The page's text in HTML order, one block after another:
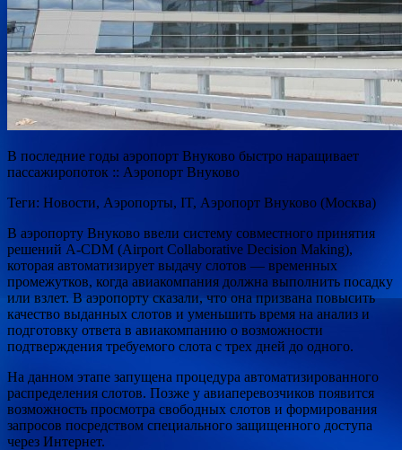
В последние годы аэропорт Внуково быстро наращивает
пассажиропоток :: Аэропорт Внуково
Теги: Новости, Аэропорты, IT, Аэропорт Внуково (Москва)
В аэропорту Внуково ввели систему совместного принятия
решений A-CDM (Airport Collaborative Decision Making),
которая автоматизирует выдачу слотов — временных
промежутков, когда авиакомпания должна выполнить посадку
или взлет. В аэропорту сказали, что она призвана повысить
качество выданных слотов и уменьшить время на анализ и
подготовку ответа в авиакомпанию о возможности
подтверждения требуемого слота с трех дней до одного.
На данном этапе запущена процедура автоматизированного
распределения слотов. Позже у авиаперевозчиков появится
возможность просмотра свободных слотов и формирования
запросов посредством специального защищенного доступа
через Интернет.